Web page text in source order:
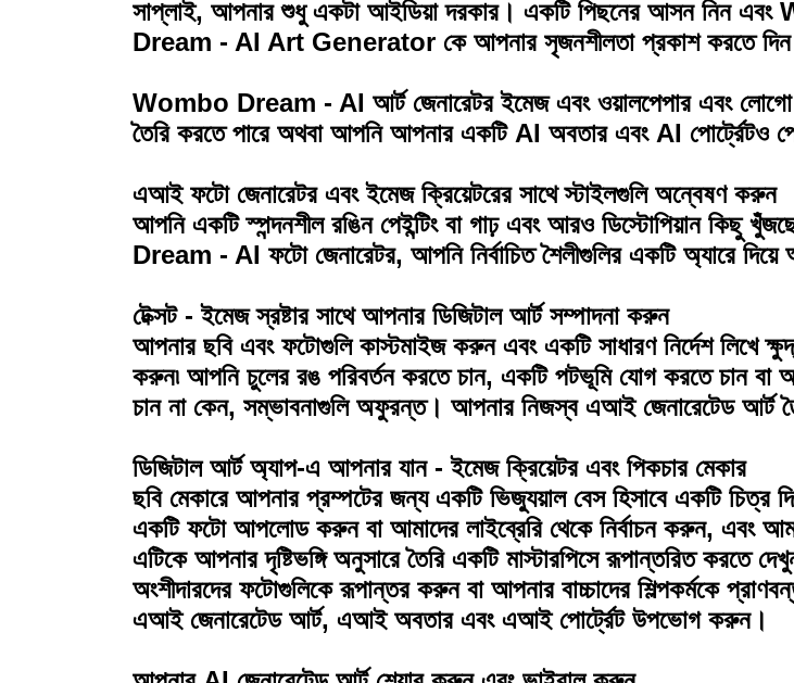
করতে পারেন।
এটা ম্যাজিকের মতো: আপনি স্বপ্নে যা আঁকতে চান তা টাইপ করুন - যেমন "এলিয়েন স্পেস স্টেশন" বা "রেইনবো ফরেস্ট" -
সাপ্লাই, আপনার শুধু একটা আইডিয়া দরকার। একটি পিছনের আসন নিন
Dream - AI Art Generator কে আপনার সৃজনশীলতা প্রকাশ করতে
Wombo Dream - AI আর্ট জেনারেটর ইমেজ এবং ওয়ালপেপার এবং লোগো
তৈরি করতে পারে অথবা আপনি আপনার একটি AI অবতার এবং AI পোর্ট্রেটও
এআই ফটো জেনারেটর এবং ইমেজ ক্রিয়েটরের সাথে স্টাইলগুলি অন্বেষণ করুন
আপনি একটি স্পন্দনশীল রঙিন পেইন্টিং বা গাঢ় এবং আরও ডিস্টোপিয়ান কিছু
Dream - AI ফটো জেনারেটর, আপনি নির্বাচিত শৈলীগুলির একটি অ্যারে দিয়ে
টেক্সট - ইমেজ স্রষ্টার সাথে আপনার ডিজিটাল আর্ট সম্পাদনা করুন
আপনার ছবি এবং ফটোগুলি কাস্টমাইজ করুন এবং একটি সাধারণ নির্দেশ লিখে
করুন৷ আপনি চুলের রঙ পরিবর্তন করতে চান, একটি পটভূমি যোগ করতে চান বা
চান না কেন, সম্ভাবনাগুলি অফুরন্ত। আপনার নিজস্ব এআই জেনারেটেড আর্ট
ডিজিটাল আর্ট অ্যাপ-এ আপনার যান - ইমেজ ক্রিয়েটর এবং পিকচার মেকার
ছবি মেকারে আপনার প্রম্পটের জন্য একটি ভিজ্যুয়াল বেস হিসাবে একটি চিত্র
একটি ফটো আপলোড করুন বা আমাদের লাইব্রেরি থেকে নির্বাচন করুন, এবং
এটিকে আপনার দৃষ্টিভঙ্গি অনুসারে তৈরি একটি মাস্টারপিসে রূপান্তরিত করতে
অংশীদারদের ফটোগুলিকে রূপান্তর করুন বা আপনার বাচ্চাদের শিল্পকর্মকে
এআই জেনারেটেড আর্ট, এআই অবতার এবং এআই পোর্ট্রেট উপভোগ করুন।